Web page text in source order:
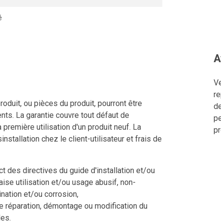
ou pièces du produit, pourront être
La garantie couvre tout défaut de
utilisation d'un produit neuf. La
chez le client-utilisateur et frais de
des directives du guide d'installation et/ou
utilisation et/ou usage abusif, non-
et/ou corrosion,
démontage ou modification du